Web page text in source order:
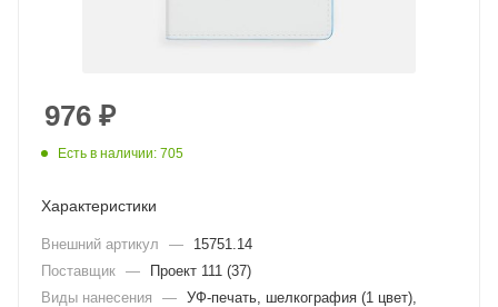
976 ₽
Есть в наличии: 705
Характеристики
Внешний артикул —
15751.14
Поставщик —
Проект 111 (37)
Виды нанесения
— УФ-печать, шелкография (1 цвет),